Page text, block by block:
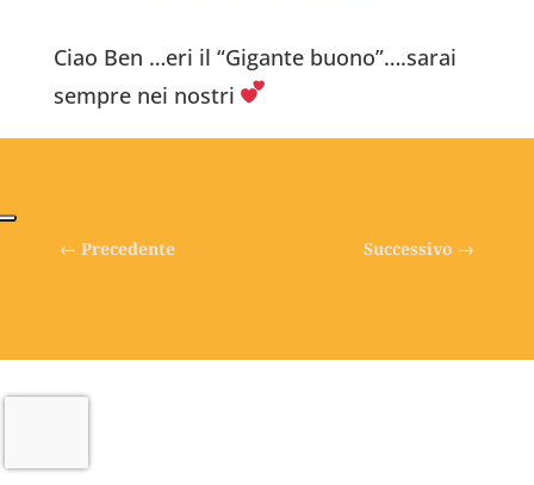
Ciao Ben …eri il “Gigante buono”….sarai
sempre nei nostri
← Precedente Successivo →